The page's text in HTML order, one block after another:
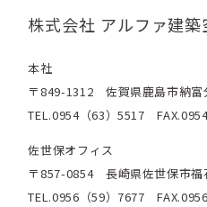
株式会社 アルファ建築
本社
〒849-1312 佐賀県鹿島市納富
TEL.0954（63）5517
佐世保オフィス
〒857-0854 長崎県佐世保市福
TEL.0956（59）7677